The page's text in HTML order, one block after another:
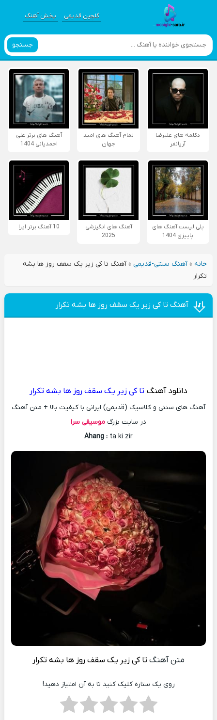
گلچین قدیمی پخش آهنگ
جستجو
دکلمه های علیرضا
آریانفر
تمام آهنگ های امید
جهان
آهنگ های برتر علی
احمدیانی 1404
پلی لیست آهنگ های
پاییزی 1404
آهنگ های انگیزشی
2025
10 آهنگ برتر اپرا
خانه»آهنگ سنتی-قدیمی»آهنگ تا کی زیر یک سقف روز ها بشه
تکرار
آهنگ تا کی زیر یک سقف روز ها بشه تکرار
دانلود آهنگ تا کی زیر یک سقف روز ها بشه تکرار
آهنگ های سنتی و کلاسیک (قدیمی) ایرانی با کیفیت بالا + متن آهنگ
در سایت بزرگ موسیقی سرا
Ahang : ta ki zir
متن آهنگ تا کی زیر یک سقف روز ها بشه تکرار
روی یک ستاره کلیک کنید تا به آن امتیاز دهید!